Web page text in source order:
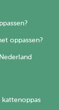
oppassen?